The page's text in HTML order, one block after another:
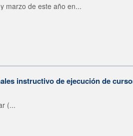
marzo de este año en...
instructivo de ejecución de
(...